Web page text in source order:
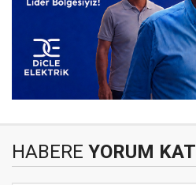
HABERE YORUM KAT